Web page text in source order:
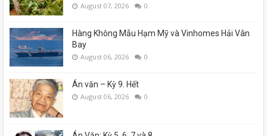
August 07, 2026 0
Hàng Không Mẫu Hạm Mỹ và Vinhomes Hải Vân
Bay
August 06, 2026 0
Án văn – Kỳ 9. Hết
August 06, 2026 0